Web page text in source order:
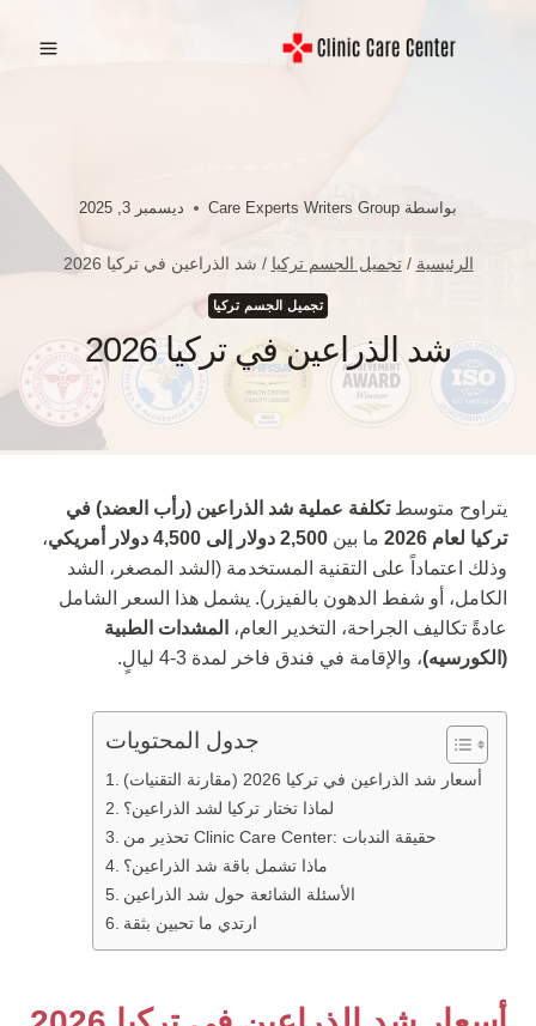
بواسطة Care Experts Writers Group ديسمبر 3, 2025
الرئيسية / تجميل الجسم تركيا / شد الذراعين في تركيا 2026
تجميل الجسم تركيا
شد الذراعين في تركيا 2026
يتراوح متوسطتكلفة عملية شد الذراعين (رأب العضد) في
تركيا لعام 2026
ما بين 2,500 دولار إلى 4,500 دولار أمريكي
،
وذلك اعتماداً على التقنية المستخدمة (الشد المصغر، الشد
الكامل، أو شفط الدهون بالفيزر). يشمل هذا السعر الشامل
عادةً تكاليف الجراحة، التخدير العام، المشدات الطبية
(الكورسيه)، والإقامة في فندق فاخر لمدة 3-4 ليالٍ.
جدول المحتويات
أسعار شد الذراعين في تركيا 2026 (مقارنة التقنيات)
لماذا تختار تركيا لشد الذراعين؟
تحذير من Clinic Care Center: حقيقة الندبات
ماذا تشمل باقة شد الذراعين؟
الأسئلة الشائعة حول شد الذراعين
ارتدي ما تحبين بثقة